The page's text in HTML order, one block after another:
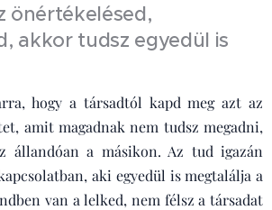
önértékelésed,
akkor tudsz egyedül is
hogy a társadtól kapd meg azt az
amit magadnak nem tudsz megadni,
állandóan a másikon. Az tud igazán
aki egyedül is megtalálja a
van a lelked, nem félsz a társadat